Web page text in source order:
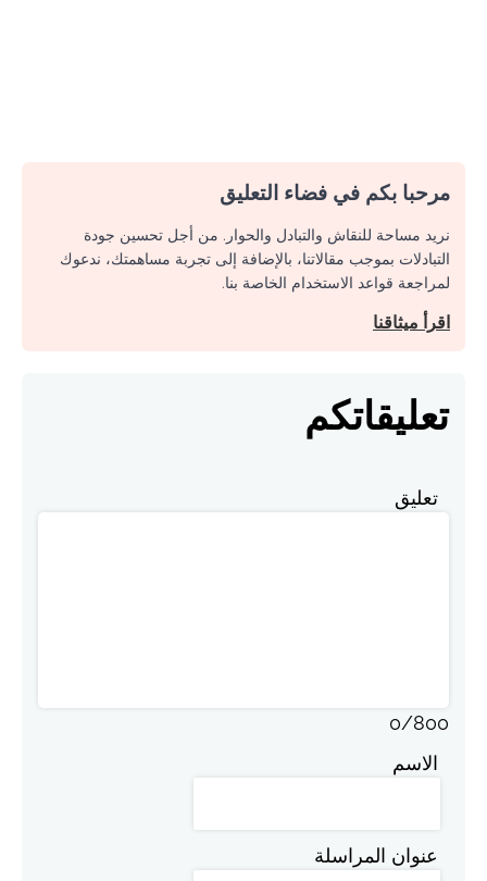
مرحبا بكم في فضاء التعليق
نريد مساحة للنقاش والتبادل والحوار. من أجل تحسين جودة
التبادلات بموجب مقالاتنا، بالإضافة إلى تجربة مساهمتك، ندعوك
لمراجعة قواعد الاستخدام الخاصة بنا.
اقرأ ميثاقنا
تعليقاتكم
تعليق
0/800
الاسم
عنوان المراسلة